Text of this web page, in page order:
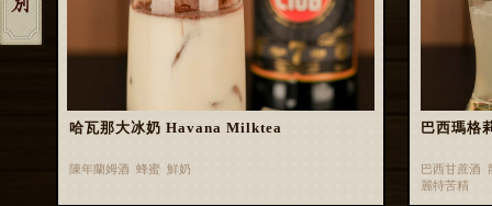
哈瓦那大冰奶 Havana Milktea
陳年蘭姆酒 蜂蜜 鮮奶
巴西瑪
巴西甘蔗酒
麗特苦精